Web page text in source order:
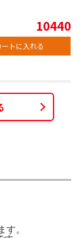
10440
ートに入れる
す。